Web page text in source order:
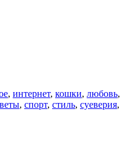
, интернет, кошки, любовь,
, спорт, стиль, суеверия,